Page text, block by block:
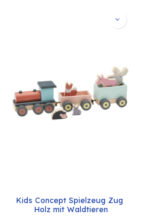
Kids Concept Spielzeug Zug
Holz mit Waldtieren